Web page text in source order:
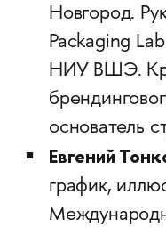
Новгород.
Packaging
НИУ ВШЭ.
основатель
Евгений
график,